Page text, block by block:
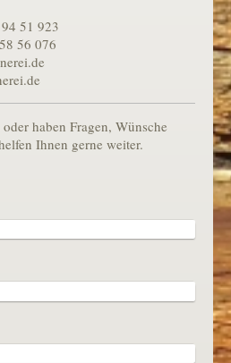
51 923
56 076
haben Fragen, Wünsche
Ihnen gerne weiter.